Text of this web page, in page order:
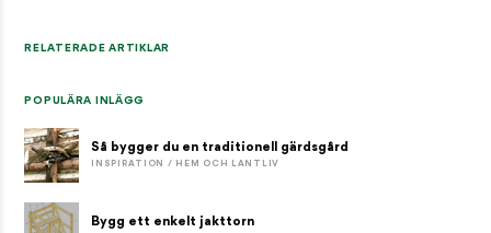
RELATERADE ARTIKLAR
POPULÄRA INLÄGG
Så bygger du en traditionell gärdsgård
INSPIRATION / HEM OCH LANTLIV
Bygg ett enkelt jakttorn